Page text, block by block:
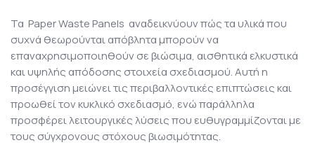
Τα Paper Waste Panels αναδεικνύουν πώς τα υλικά που
συχνά θεωρούνται απόβλητα μπορούν να
επαναχρησιμοποιηθούν σε βιώσιμα, αισθητικά ελκυστικά
και υψηλής απόδοσης στοιχεία σχεδιασμού. Αυτή η
προσέγγιση μειώνει τις περιβαλλοντικές επιπτώσεις και
προωθεί τον κυκλικό σχεδιασμό, ενώ παράλληλα
προσφέρει λειτουργικές λύσεις που ευθυγραμμίζονται με
τους σύγχρονους στόχους βιωσιμότητας.